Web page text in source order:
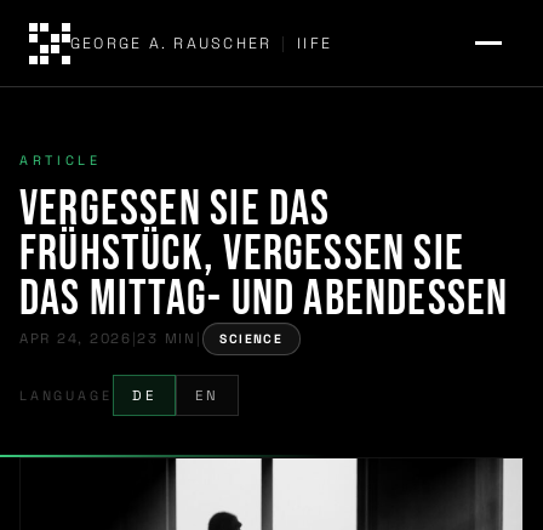
GEORGE A. RAUSCHER | IIFE
ARTICLE
Vergessen Sie das
Frühstück, vergessen Sie
das Mittag- und Abendessen
APR 24, 2026 |23 MIN SCIENCE
LANGUAGE DE EN